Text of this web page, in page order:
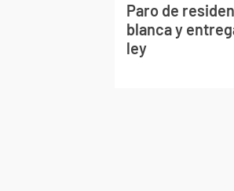
Paro de
blanca y
ley